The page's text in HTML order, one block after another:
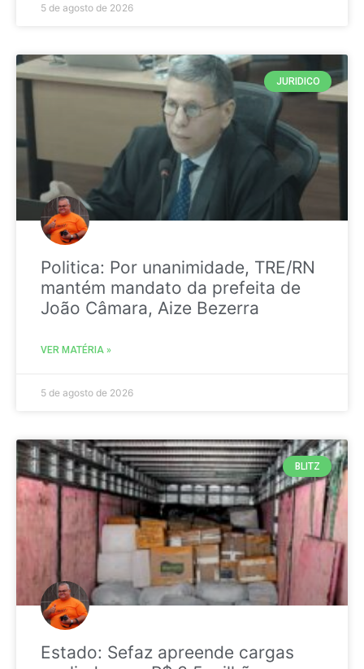
5 de agosto de 2026
JURIDICO
Politica: Por unanimidade, TRE/RN
mantém mandato da prefeita de
João Câmara, Aize Bezerra
VER MATÉRIA »
5 de agosto de 2026
BLITZ
Estado: Sefaz apreende cargas